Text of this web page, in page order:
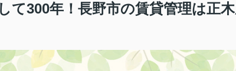
て300年！長野市の賃貸管理は正